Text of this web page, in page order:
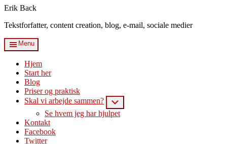
Erik Back
Tekstforfatter, content creation, blog, e-mail, sociale medier
Menu
Hjem
Start her
Blog
Priser og praktisk
Skal vi arbejde sammen?
Se hvem jeg har hjulpet
Kontakt
Facebook
Twitter